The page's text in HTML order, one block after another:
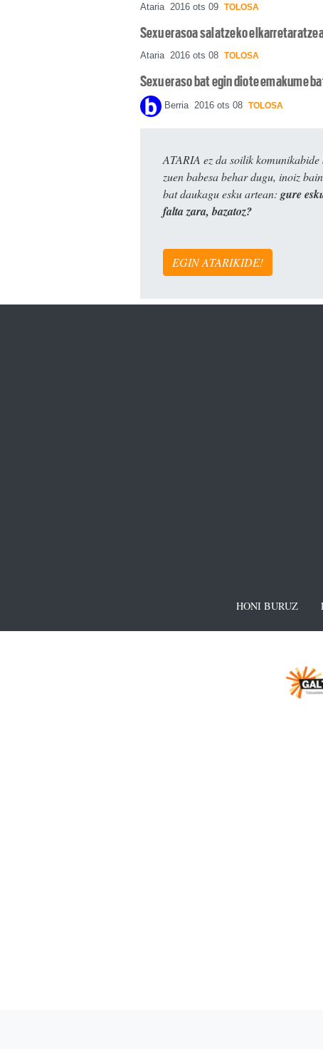
Ataria 2016 ots 09 TOLOSA
Sexu erasoa salatzeko
Ataria 2016 ots 08 TOLOSA
Sexu eraso bat egin diote emakume
Berria 2016 ots 08 TOLOSA
ATARIA ez da soilik
zuen babesa behar dugu, inoiz
bat daukagu esku artean: gure
falta zara, bazatoz?
EGIN ATARIKIDE!
HONI BURUZ